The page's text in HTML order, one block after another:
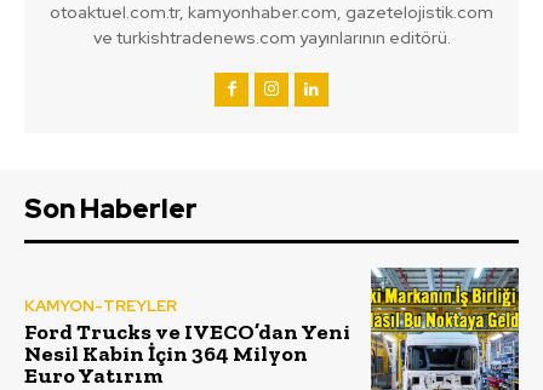
otoaktuel.com.tr, kamyonhaber.com, gazetelojistik.com
ve turkishtradenews.com yayınlarının editörü.
Son Haberler
KAMYON-TREYLER
Ford Trucks ve IVECO’dan Yeni
Nesil Kabin İçin 364 Milyon
Euro Yatırım